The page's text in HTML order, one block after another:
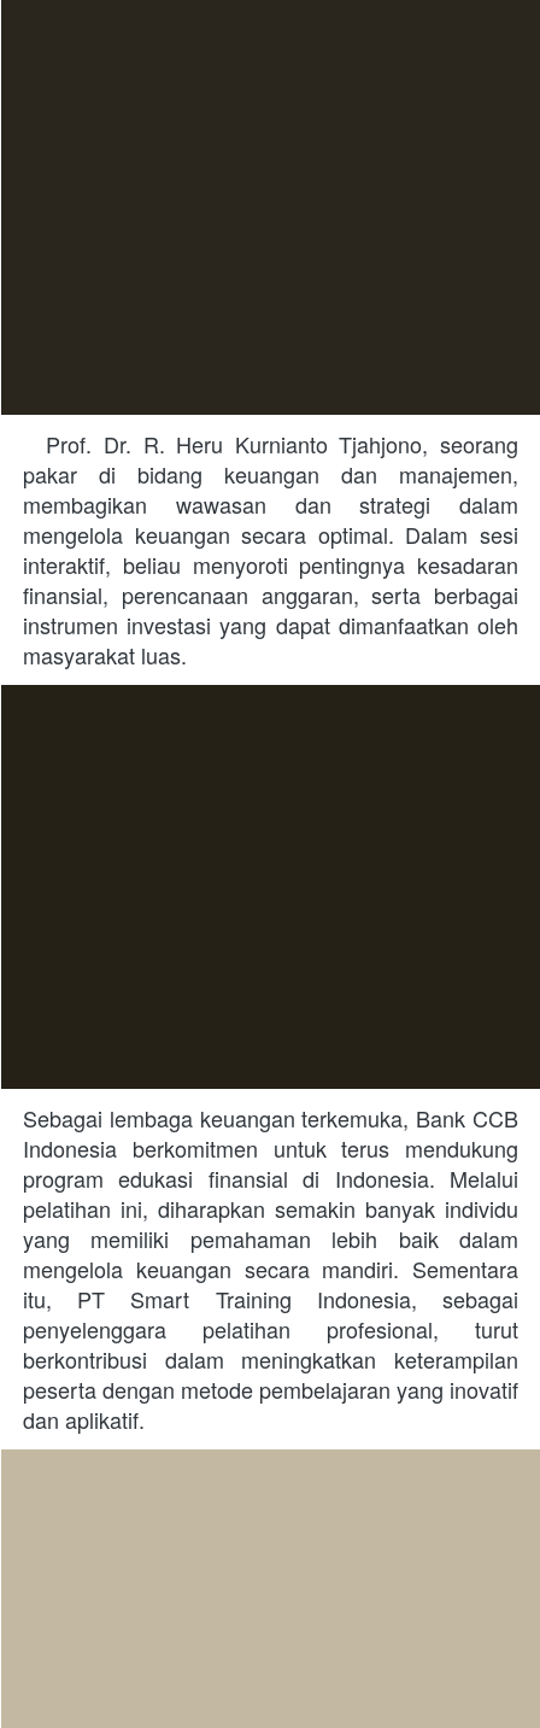
pakar di bidang keuangan dan manajemen,
membagikan wawasan dan strategi dalam
mengelola keuangan secara optimal. Dalam sesi
interaktif, beliau menyoroti pentingnya kesadaran
finansial, perencanaan anggaran, serta berbagai
instrumen investasi yang dapat dimanfaatkan oleh
masyarakat luas.
Sebagai lembaga keuangan terkemuka, Bank CCB
Indonesia berkomitmen untuk terus mendukung
program edukasi finansial di Indonesia. Melalui
pelatihan ini, diharapkan semakin banyak individu
yang memiliki pemahaman lebih baik dalam
mengelola keuangan secara mandiri. Sementara
itu, PT Smart Training Indonesia, sebagai
penyelenggara pelatihan profesional, turut
berkontribusi dalam meningkatkan keterampilan
peserta dengan metode pembelajaran yang inovatif
dan aplikatif.